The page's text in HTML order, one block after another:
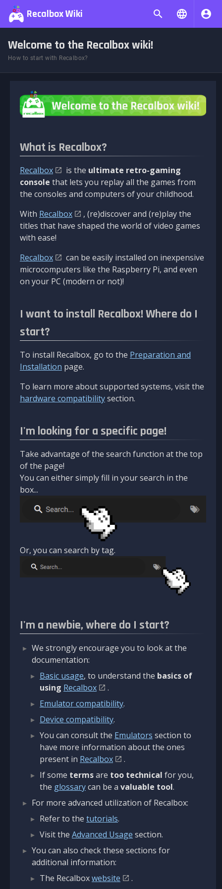
Recalbox Wiki
Welcome to the Recalbox wiki!
How to start with Recalbox?
What is Recalbox?
Recalbox is the ultimate retro-gaming
console that lets you replay all the games from
the consoles and computers of your childhood.
With Recalbox
, (re)discover and (re)play the
titles that have shaped the world of video games
with ease!
Recalbox
can be easily installed on inexpensive
microcomputers like the Raspberry Pi, and even
on your PC (modern or not)!
I want to install Recalbox! Where do I
start?
To install Recalbox, go to the Preparation and
Installation page.
To learn more about supported systems, visit the
hardware compatibilitysection.
I'm looking for a specific page!
Take advantage of the search function at the top
of the page!
You can either simply fill in your search in the
box...
Or, you can search by tag.
I'm a newbie, where do I start?
We strongly encourage you to look at the
documentation:
Basic usage, to understand the basics of
using Recalbox
.
Emulator compatibility.
Device compatibility.
You can consult the Emulators section to
have more information about the ones
present in Recalbox
.
If some termsare too technical for you,
the glossarycan be a valuable tool.
For more advanced utilization of Recalbox:
Refer to the tutorials.
Visit the Advanced Usage section.
You can also check these sections for
additional information:
The Recalboxwebsite
.